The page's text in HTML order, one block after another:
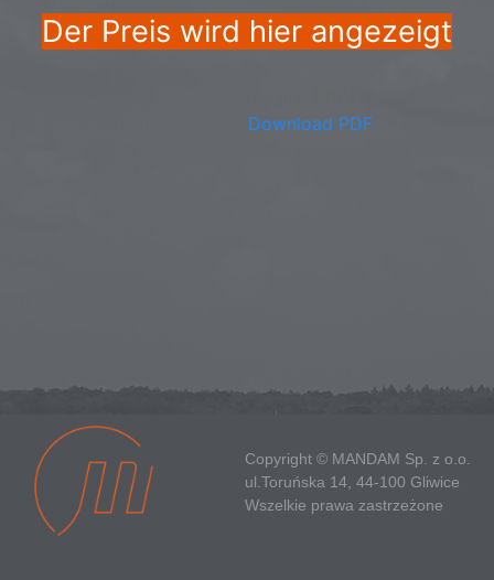
Der Preis wird hier angezeigt
Download PDF
Copyright © MANDAM Sp. z o.o.
ul.Toruńska 14, 44-100 Gliwice
Wszelkie prawa zastrzeżone